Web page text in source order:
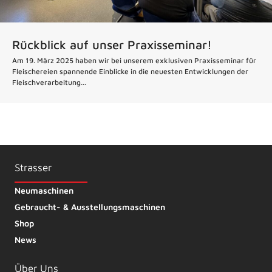
Rückblick auf unser Praxisseminar!
Am 19. März 2025 haben wir bei unserem exklusiven Praxisseminar für
Fleischereien spannende Einblicke in die neuesten Entwicklungen der
Fleischverarbeitung...
Strasser
Neumaschinen
Gebraucht- & Ausstellungsmaschinen
Shop
News
Über Uns